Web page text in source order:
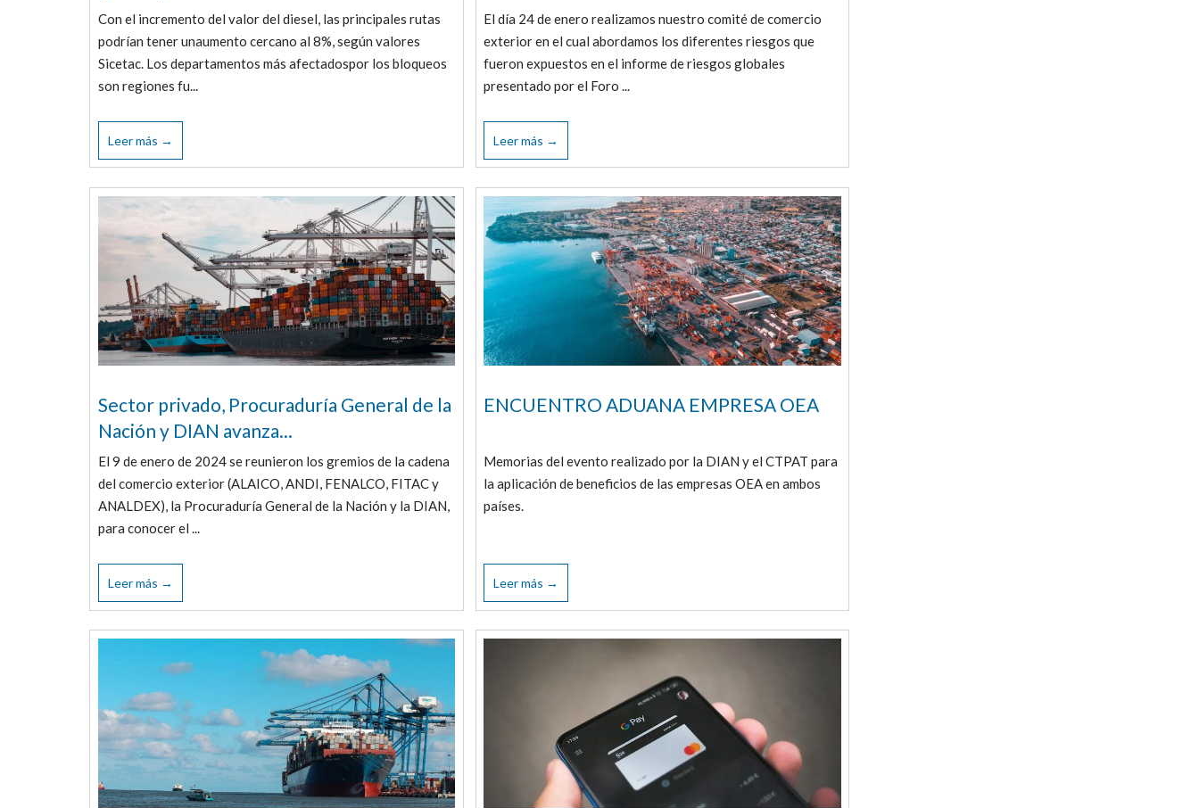
Con el incremento del valor del diesel, las principales rutas
podrían tener unaumento cercano al 8%, según valores
Sicetac. Los departamentos más afectadospor los bloqueos
son regiones fu...
Leer más →
El día 24 de enero realizamos nuestro comité de comercio
exterior en el cual abordamos los diferentes riesgos que
fueron expuestos en el informe de riesgos globales
presentado por el Foro ...
Leer más →
Sector privado, Procuraduría General de la
Nación y DIAN avanza...
El 9 de enero de 2024 se reunieron los gremios de la cadena
del comercio exterior (ALAICO, ANDI, FENALCO, FITAC y
ANALDEX), la Procuraduría General de la Nación y la DIAN,
para conocer el ...
Leer más →
ENCUENTRO ADUANA EMPRESA OEA
Memorias del evento realizado por la DIAN y el CTPAT para
la aplicación de beneficios de las empresas OEA en ambos
países.
Leer más →